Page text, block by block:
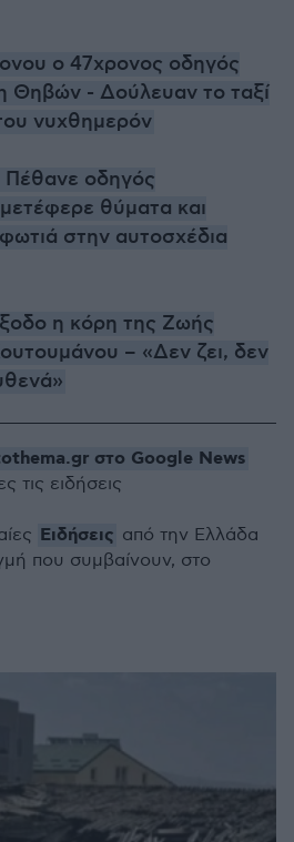
ο 47χρονος οδηγός
Θηβών - Δούλευαν το ταξί
νυχθημερόν
Πέθανε οδηγός
θύματα και
στην αυτοσχέδια
η κόρη της Ζωής
– «Δεν ζει, δεν
στο Google News
τις ειδήσεις
Ειδήσεις από την Ελλάδα
που συμβαίνουν, στο